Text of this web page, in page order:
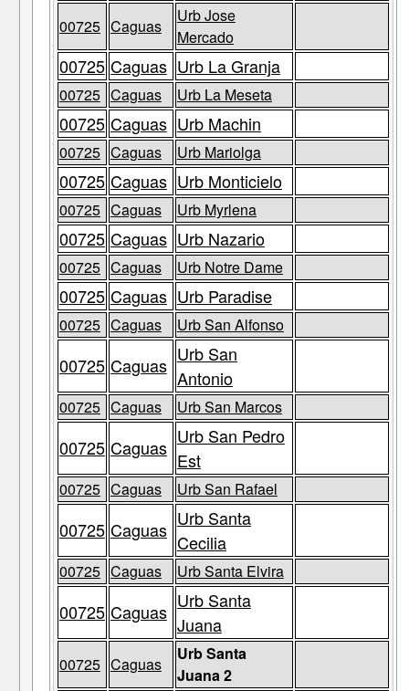
00725 Caguas
Urb Jose
Mercado
00725 Caguas Urb La Granja
00725 Caguas Urb La Meseta
00725 Caguas Urb Machin
00725 Caguas Urb Mariolga
00725 Caguas Urb Monticielo
00725 Caguas Urb Myrlena
00725 Caguas Urb Nazario
00725 Caguas Urb Notre Dame
00725 Caguas Urb Paradise
00725 Caguas Urb San Alfonso
00725 Caguas Urb San
Antonio
00725 Caguas Urb San Marcos
00725 Caguas Urb San Pedro
Est
00725 Caguas Urb San Rafael
00725 Caguas Urb Santa
Cecilia
00725 Caguas Urb Santa Elvira
00725 Caguas Urb Santa
Juana
00725 Caguas
Urb Santa
Juana 2